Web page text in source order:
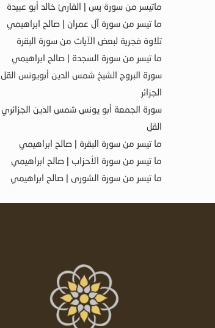
ماتيسر من سورة يس | القارئ خالد أبو عبيدة
ما تيسر من سورة آل عمران | صالح ابراهيمي
تلاوة فجرية لبعض الآيات من سورة البقرة
ما تيسر من سورة السجدة | صالح ابراهيمي
سورة البروج الشيخ شمس الدين أبويونس القل
الجزائر
سورة الجمعة أبو يونس شمس الدين الجزائري
القل
ما تيسر من سورة البقرة | صالح ابراهيمي
ما تيسر من سورة الأحزاب | صالح ابراهيمي
ما تيسر من سورة الشورى | صالح ابراهيمي